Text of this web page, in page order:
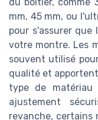
du boîtier, comme
mm, 45 mm, ou
pour s'assurer
votre montre. Les
souvent utilisé
qualité et
type de matériau
ajustement
revanche, certains